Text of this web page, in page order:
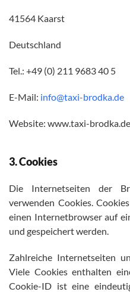
41564 Kaarst
Deutschland
Tel.: +49 (0) 211 9683 40 5
E-Mail: info@taxi-brodka.de
Website: www.taxi-brodka.de
3. Cookies
Die Internetseiten der
verwenden Cookies.
einen Internetbrowser auf
und gespeichert werden.
Zahlreiche Internetseiten
Viele Cookies enthalten
Cookie-ID ist eine